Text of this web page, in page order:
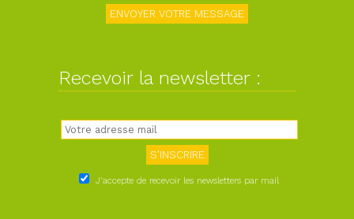
Recevoir la newsletter :
J'accepte de recevoir les newsletters par mail